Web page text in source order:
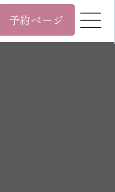
予約ページ